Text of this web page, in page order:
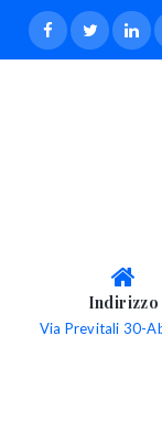
Indirizzo
Via Previtali 30-